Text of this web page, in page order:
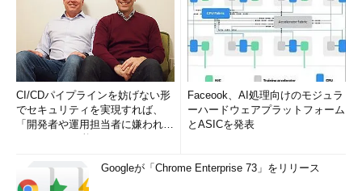
CI/CDパイプラインを妨げない形
でセキュリティを実現すれば、
「開発者や運用担当者に嫌われな
Faceook、AI処理向けのモジュラ
ーハードウェアプラットフォーム
とASICを発表
Googleが「Chrome Enterprise 73」をリリース